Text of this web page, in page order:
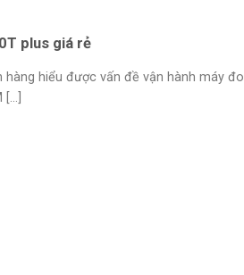
plus giá rẻ
hàng hiểu được vấn đề vận hành máy đo